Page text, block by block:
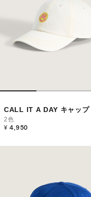
CALL IT A DAY キャップ
2色
¥ 4,950